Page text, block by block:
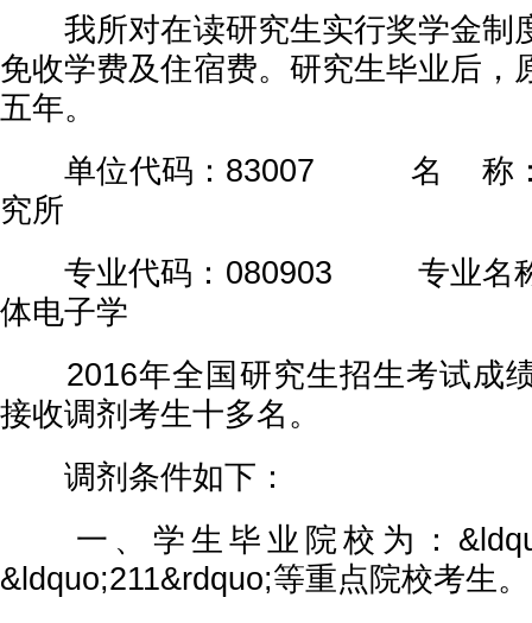
我所对在读研究生实行奖学金制
免收学费及住宿费。研究生毕业后，
五年。
单位代码：83007 名 称：
究所
专业代码：080903 专业名称
体电子学
2016年全国研究生招生考试成
接收调剂考生十多名。
调剂条件如下：
一、学生毕业院校为：
&ldquo;211&rdquo;等重点院校考生。